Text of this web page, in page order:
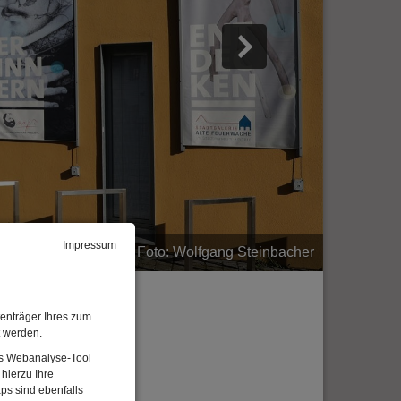
Impressum
Ihres zum
Webanalyse-Tool
Ihre
sind ebenfalls
Amberg | Foto: Wolfgang Steinbacher